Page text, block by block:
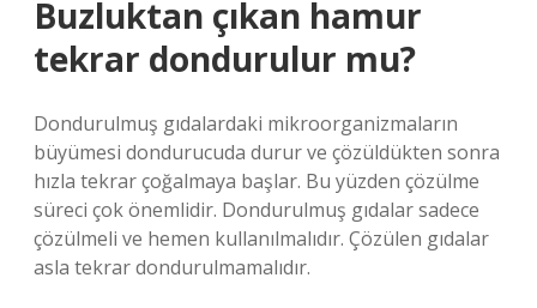
Buzluktan çıkan hamur
tekrar dondurulur mu?
Dondurulmuş gıdalardaki mikroorganizmaların
büyümesi dondurucuda durur ve çözüldükten sonra
hızla tekrar çoğalmaya başlar. Bu yüzden çözülme
süreci çok önemlidir. Dondurulmuş gıdalar sadece
çözülmeli ve hemen kullanılmalıdır. Çözülen gıdalar
asla tekrar dondurulmamalıdır.